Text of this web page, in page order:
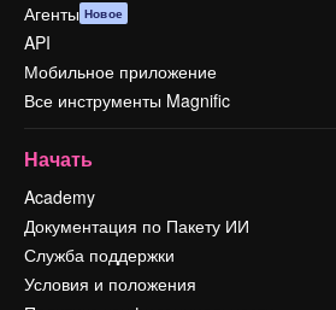
Агенты Новое
API
Мобильное приложение
Все инструменты Magnific
Начать
Academy
Документация по Пакету ИИ
Служба поддержки
Условия и положения